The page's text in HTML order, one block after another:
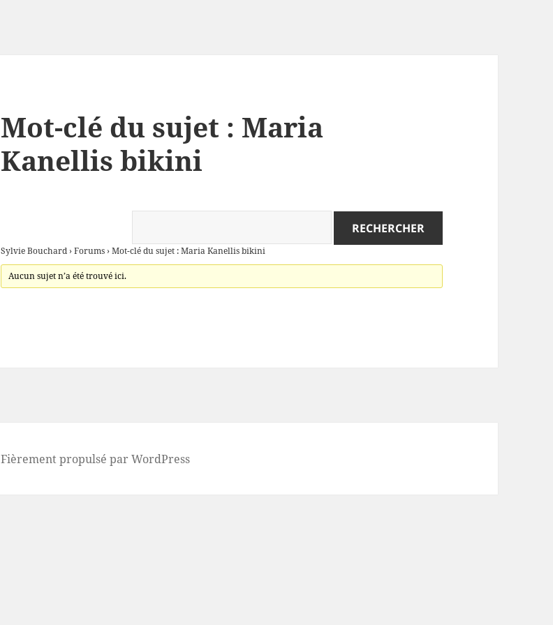
Mot-clé du sujet : Maria
Kanellis bikini
Sylvie Bouchard ›Forums ›Mot-clé du sujet : Maria Kanellis bikini
Aucun sujet n’a été trouvé ici.
Fièrement propulsé par WordPress